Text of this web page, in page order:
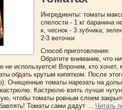
Ингредиенты: томаты
спелости - 1 кг баранина
к, чеснок - 3 зубчика;
2-3 веточки
Способ приготовления:
Обратите внимание, что
не используется! Впрочем, кто хочет,
обдать крутым кипятком. После
Очищенные томаты нарезать на
Кастрюлю взять лучше
чтобы томаты ровным слоем
Томаты сами дадут ... Читать